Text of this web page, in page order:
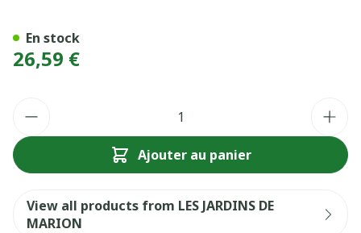
26,59 €
Ajouter au panier
En stock
View all products from LES JARDINS DE
MARION